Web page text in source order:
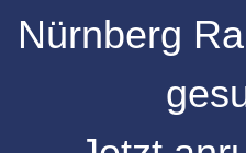
Nürnberg